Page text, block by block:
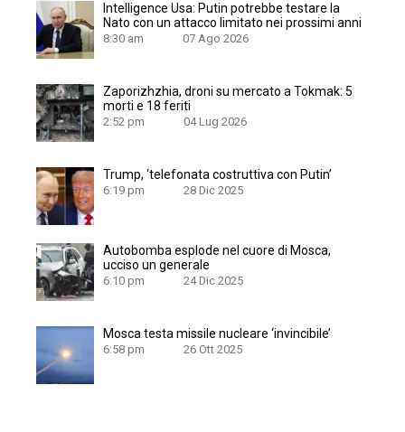
Intelligence Usa: Putin potrebbe testare la
Nato con un attacco limitato nei prossimi anni
8:30 am 07 Ago 2026
Zaporizhzhia, droni su mercato a Tokmak: 5
morti e 18 feriti
2:52 pm 04 Lug 2026
Trump, ‘telefonata costruttiva con Putin’
6:19 pm 28 Dic 2025
Autobomba esplode nel cuore di Mosca,
ucciso un generale
6:10 pm 24 Dic 2025
Mosca testa missile nucleare ‘invincibile’
6:58 pm 26 Ott 2025